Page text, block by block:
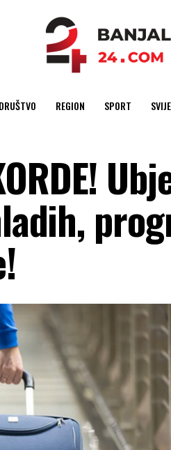
DRUŠTVO REGION SPORT